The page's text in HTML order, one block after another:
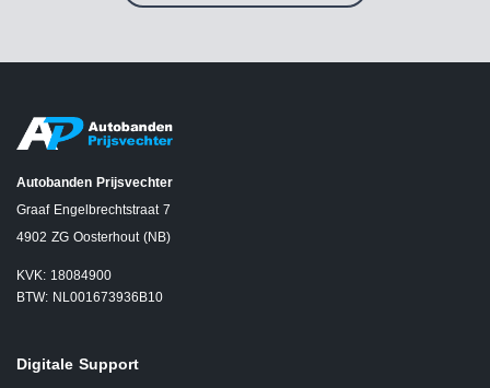
Autobanden Prijsvechter
Graaf Engelbrechtstraat 7
4902 ZG Oosterhout (NB)
KVK: 18084900
BTW: NL001673936B10
Digitale Support